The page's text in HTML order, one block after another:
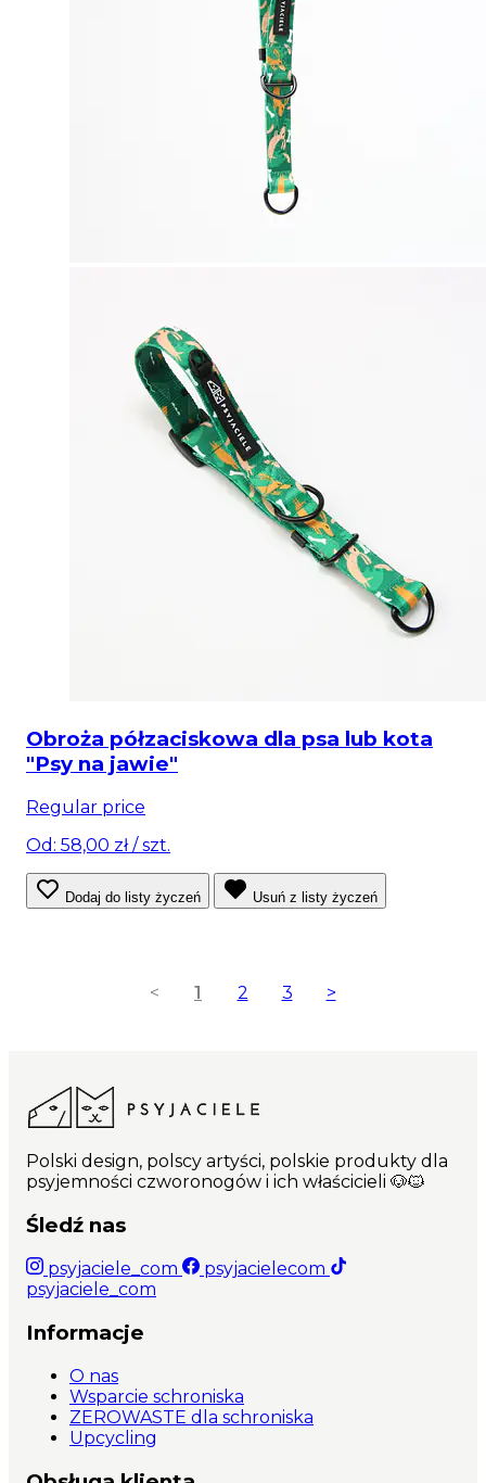
Obroża półzaciskowa dla psa lub kota
"Psy na jawie"
Regular price
Od: 58,00 zł/ szt.
Dodaj do listy życzeń Usuń z listy życzeń
< 1 2 3 >
Polski design, polscy artyści, polskie produkty dla
psyjemności czworonogów i ich właścicieli 🐶🐱
Śledź nas
psyjaciele_com
psyjacielecom
psyjaciele_com
Informacje
O nas
Wsparcie schroniska
ZEROWASTE dla schroniska
Upcycling